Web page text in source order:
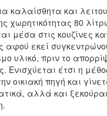
καλαίσθητα και
χωρητικότητας 80
μέσα στις κουζίνες
αφού εκεί
υλικό, πριν το
Ενισχύεται έτσι η
οικιακή πηγή και
αλλά και